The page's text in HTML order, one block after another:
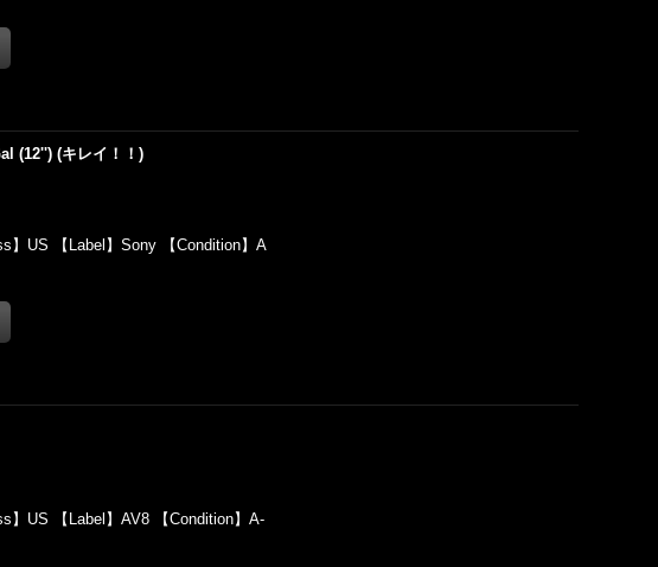
(12'') (キレイ！！)
】US 【Label】Sony 【Condition】A
】US 【Label】AV8 【Condition】A-